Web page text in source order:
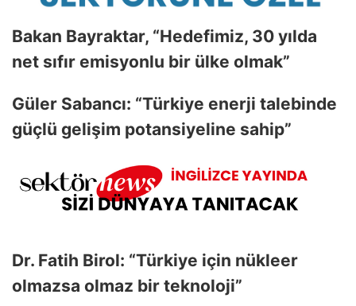
Bakan Bayraktar, “Hedefimiz, 30 yılda
net sıfır emisyonlu bir ülke olmak”
Güler Sabancı: “Türkiye enerji talebinde
güçlü gelişim potansiyeline sahip”
Dr. Fatih Birol: “Türkiye için nükleer
olmazsa olmaz bir teknoloji”